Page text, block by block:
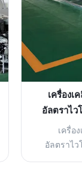
เครื่องเ
อัลตราไว
เครื่อ
อัลตราไว